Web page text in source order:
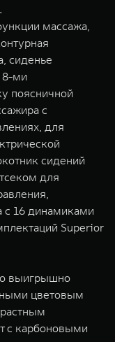
массажа,
сиденье
8-ми
поясничной
с
для
сидений
для
с 16 динамиками
Superior
выигрышно
цветовым
с карбоновыми